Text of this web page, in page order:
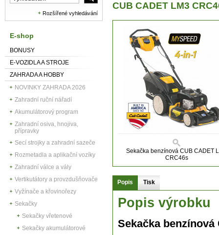
Rozšířené vyhledávání
E-shop
BONUSY
E-VOZIDLA A STROJE
ZAHRADA A HOBBY
NOVINKY ZAHRADA 2026
Zahradní ruční nářadí
Akumulátorový program
Zahradní osiva, hnojiva,
přípravky
Secí strojky a zahradní sazeče
Rozmetadla a aplikační vozíky
Zahradní válce a vály
Vertikutátory a provzdušňovače
Vyžínače a křovinořezy
Sekačky
Sekačky vřetenové
Sekačky akumulátorové
CUB CADET LM3
Sekačka benzínová CUB CADET
CRC46s
Popis Tisk
Popis výrobku
Sekačka benzínová